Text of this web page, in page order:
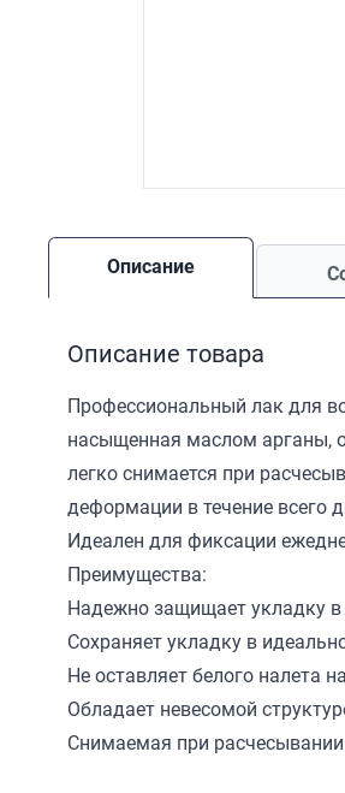
Описание
Описание товара
Профессиональный лак для
насыщенная маслом арганы,
легко снимается при
деформации в течение всего
Идеален для фиксации
Преимущества:
Надежно защищает укладку
Сохраняет укладку в
Не оставляет белого налета
Обладает невесомой
Снимаемая при